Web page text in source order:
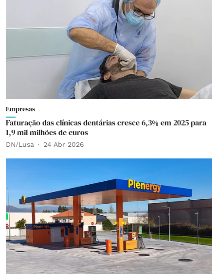
Empresas
Faturação das clínicas dentárias cresce 6,3% em 2025 para
1,9 mil milhões de euros
DN/Lusa 24 Abr 2026